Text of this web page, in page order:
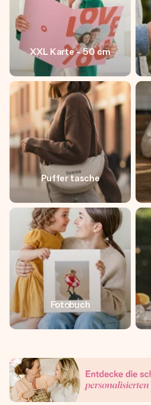
XXL Karte - 50 cm
Puffer tasche
Fotobuch